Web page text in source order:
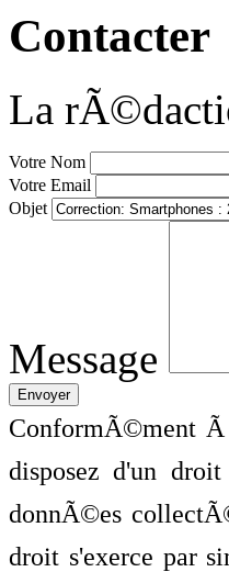
Contacter
La
Votre Nom
Votre Email
Objet
Message
ConformÃ©ment
disposez d'un
donnÃ©es
droit s'exerce par